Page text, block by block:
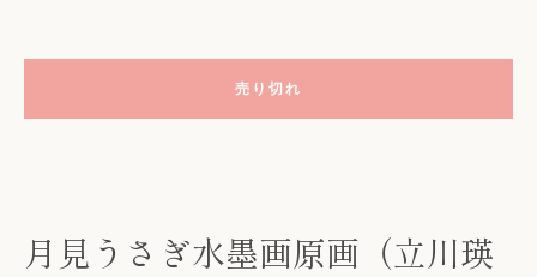
月見うさぎ水墨画原画（立川瑛
売り切れ